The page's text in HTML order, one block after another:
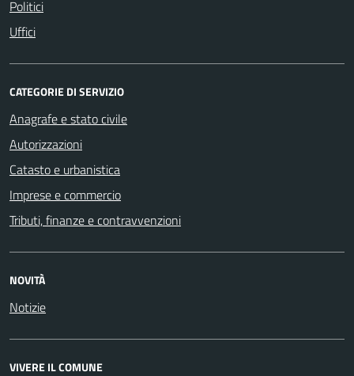
Politici
Uffici
CATEGORIE DI SERVIZIO
Anagrafe e stato civile
Autorizzazioni
Catasto e urbanistica
Imprese e commercio
Tributi, finanze e contravvenzioni
NOVITÀ
Notizie
VIVERE IL COMUNE